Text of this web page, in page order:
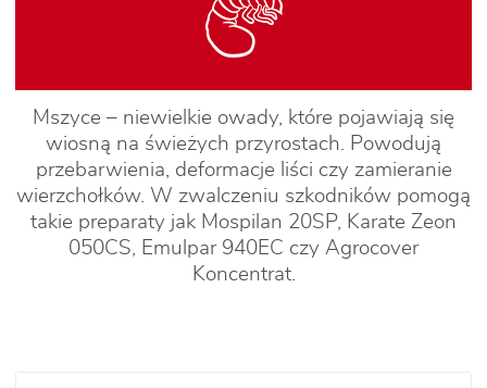
Mszyce – niewielkie owady, które pojawiają się
wiosną na świeżych przyrostach. Powodują
przebarwienia, deformacje liści czy zamieranie
wierzchołków. W zwalczeniu szkodników pomogą
takie preparaty jak Mospilan 20SP, Karate Zeon
050CS, Emulpar 940EC czy Agrocover
Koncentrat.